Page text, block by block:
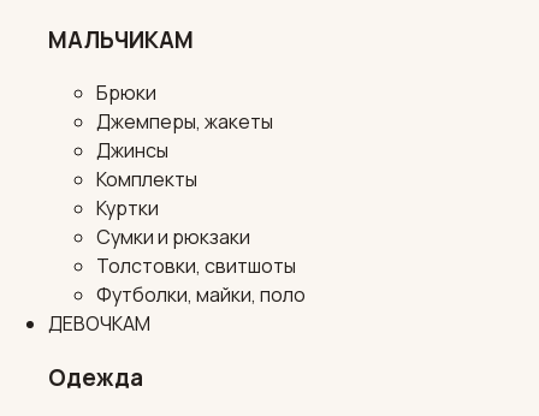
МАЛЬЧИКАМ
Брюки
Джемперы, жакеты
Джинсы
Комплекты
Куртки
Сумки и рюкзаки
Толстовки, свитшоты
Футболки, майки, поло
ДЕВОЧКАМ
Одежда